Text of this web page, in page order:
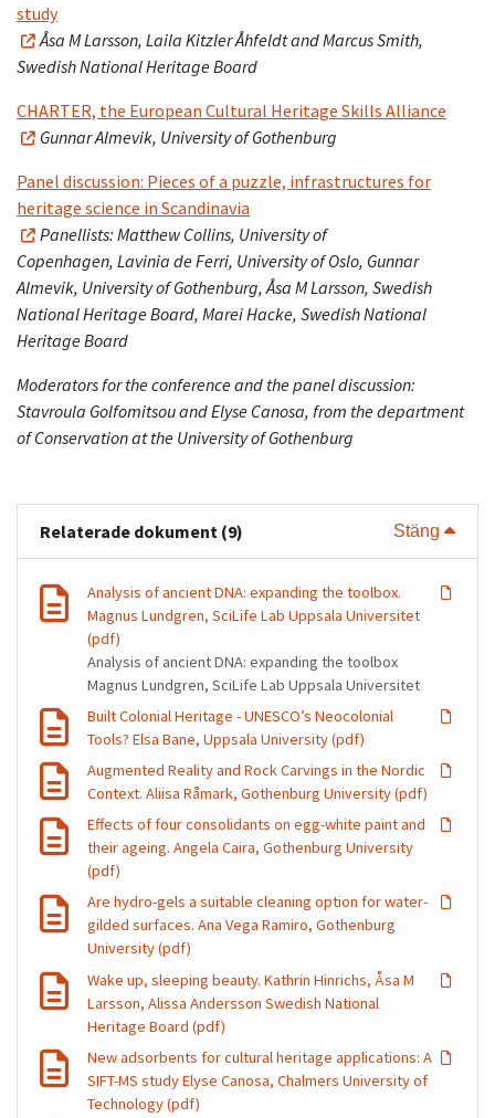
study
Åsa M Larsson, Laila Kitzler Åhfeldt and Marcus Smith,
Swedish National Heritage Board
CHARTER, the European Cultural Heritage Skills Alliance
Gunnar Almevik, University of Gothenburg
Panel discussion: Pieces of a puzzle, infrastructures for
heritage science in Scandinavia
Panellists: Matthew Collins, University of
Copenhagen, Lavinia de Ferri, University of Oslo, Gunnar
Almevik, University of Gothenburg, Åsa M Larsson, Swedish
National Heritage Board, Marei Hacke, Swedish National
Heritage Board
Moderators for the conference and the panel discussion:
Stavroula Golfomitsou and Elyse Canosa, from the department
of Conservation at the University of Gothenburg
Relaterade dokument (9) Stäng Visa
Analysis of ancient DNA: expanding the toolbox.
Magnus Lundgren, SciLife Lab Uppsala Universitet
(pdf)
Analysis of ancient DNA: expanding the toolbox
Magnus Lundgren, SciLife Lab Uppsala Universitet
Built Colonial Heritage - UNESCO’s Neocolonial
Tools? Elsa Bane, Uppsala University (pdf)
Augmented Reality and Rock Carvings in the Nordic
Context. Aliisa Råmark, Gothenburg University (pdf)
Effects of four consolidants on egg-white paint and
their ageing. Angela Caira, Gothenburg University
(pdf)
Are hydro-gels a suitable cleaning option for water-
gilded surfaces. Ana Vega Ramiro, Gothenburg
University (pdf)
Wake up, sleeping beauty. Kathrin Hinrichs, Åsa M
Larsson, Alissa Andersson Swedish National
Heritage Board (pdf)
New adsorbents for cultural heritage applications: A
SIFT-MS study Elyse Canosa, Chalmers University of
Technology (pdf)